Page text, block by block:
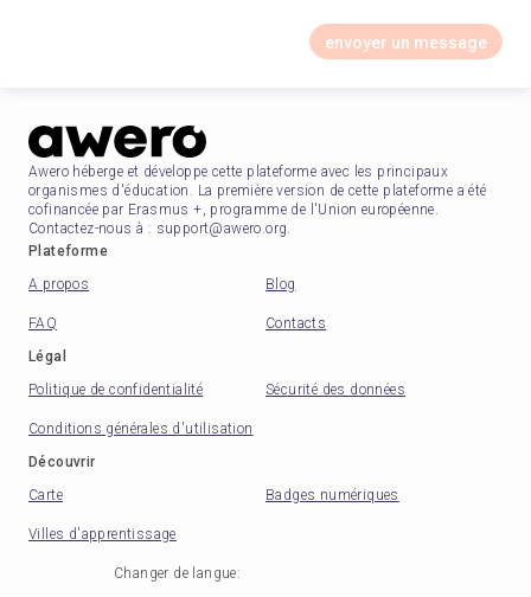
envoyer un message
Awero héberge et développe cette plateforme avec les principaux
organismes d'éducation. La première version de cette plateforme a été
cofinancée par Erasmus +, programme de l'Union européenne.
Contactez-nous à : support@awero.org.
Plateforme
A propos
Blog
FAQ
Contacts
Légal
Politique de confidentialité
Sécurité des données
Conditions générales d'utilisation
Découvrir
Carte
Badges numériques
Villes d'apprentissage
Changer de langue: